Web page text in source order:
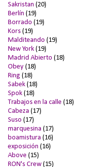
Sakristan (20)
Berlín (19)
Borrado (19)
Kors (19)
Malditeando (19)
New York (19)
Madrid Abierto (18)
Obey (18)
Ring (18)
Sabek (18)
Spok (18)
Trabajos en la calle (18)
Cabeza (17)
Suso (17)
marquesina (17)
boamistura (16)
exposición (16)
Above (15)
RON's Crew (15)